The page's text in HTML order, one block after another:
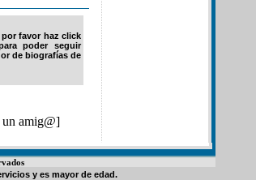
favor haz click
poder seguir
de biografías de
amig@]
y es mayor de edad.